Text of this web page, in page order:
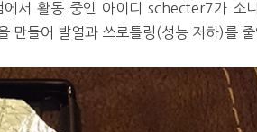
서 활동 중인 아이디 schecter7가 소
만들어 발열과 쓰로틀링(성능 저하)를 줄